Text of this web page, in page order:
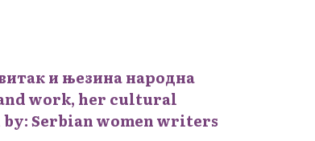
и њезина народна
and work, her cultural
Serbian women writers